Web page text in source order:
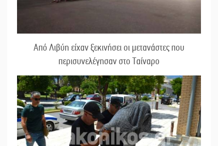
Από Λιβύη είχαν ξεκινήσει οι μετανάστες που
περισυνελέγησαν στο Ταίναρο